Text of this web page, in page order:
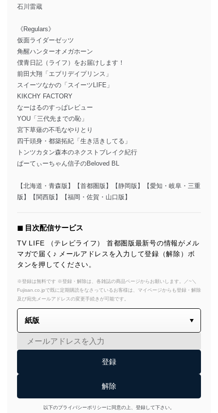
石川雷蔵
《Regulars》
仮面ライダーゼッツ
角醒ハンターオメガホーン
僕青日記（ライフ）をお届けします！
前田大翔「エブリデイプリンス」
スイーツなかの「スイーツLIFE」
KIKCHY FACTORY
なーはるのすっぱレビュー
YOU「三代先までの恥」
宮下草薙の不毛なやりとり
四千頭身・都築拓紀「生き活きしてる」
トンツカタン森本のネクストブレイク紀行
ぱーてぃーちゃん信子のBeloved BL
【北海道・青森版】【首都圏版】【静岡版】【愛知・岐阜・三重
版】【関西版】【福岡・佐賀・山口版】
◼︎ 目次配信サービス
TV LIFE （テレビライフ） 首都圏版最新号の情報がメル
マガで届く♪ メールアドレスを入力して登録（解除）ボ
タンを押してください。
※登録は無料です ※登録・解除は、各雑誌の商品ページからお願いします。／~＼
Fujisan.co.jpで既に定期購読をなさっているお客様は、マイページからも登録・解除
及び宛先メールアドレスの変更手続きが可能です。
以下のプライバシーポリシーに同意の上、登録して下さい。